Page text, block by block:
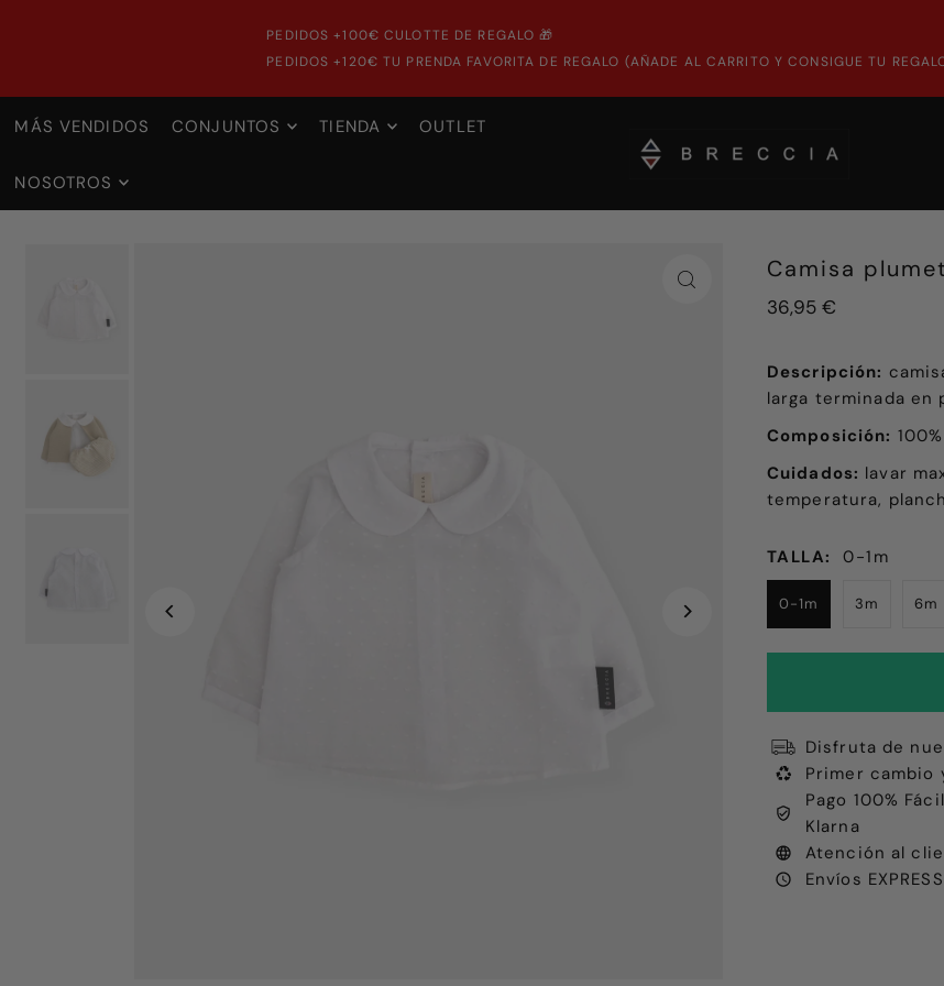
PEDIDOS +100€ CULOTTE DE REGALO 🎁
PEDIDOS +120€ TU PRENDA FAVORITA DE REGALO (AÑADE AL CARRITO Y CONSIGUE TU
MÁS VENDIDOS CONJUNTOS TIENDA OUTLET
NOSOTROS
Camisa
36,95 €
Descripción:
larga terminada en
Composición:
Cuidados: lavar
temperatura,
TALLA: 0-1m
0-1m 3m 6m
Disfruta de
Primer cambio
Pago 100%
Klarna
Atención al
Envíos